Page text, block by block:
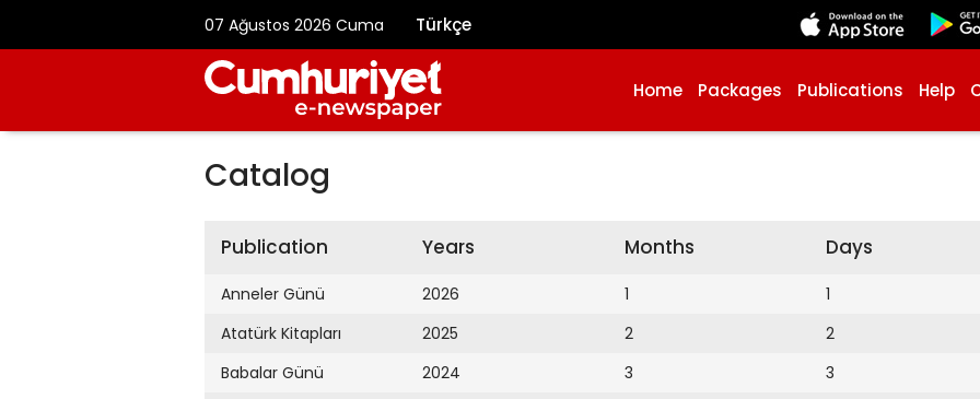
07 Ağustos 2026 Cuma Türkçe
Home Packages Publications Help
Catalog
Publication
Anneler Günü
Atatürk Kitapları
Babalar Günü
Years
2026
2025
2024
Months
1
2
3
Days
1
2
3